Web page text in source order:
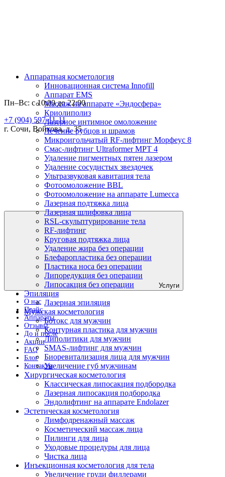
Пн–Вс: с 10:00 до 22:00
+7 (904) 597-11-11
г. Сочи, Войкова, д. 35
Услуги
О нас
Прайс
Аппараты
Отзывы
До и после
Акции
FAQ
Блог
Контакты
Аппаратная косметология
Инновационная система Innofill
Аппарат EMS
Массаж на аппарате «Эндосфера»
Криолиполиз
Лазерное интимное омоложение
Лечение рубцов и шрамов
Микроигольчатый RF-лифтинг Морфеус 8
Смас-лифтинг Ultraformer MPT 4
Удаление пигментных пятен лазером
Удаление сосудистых звездочек
Ультразвуковая кавитация тела
Фотоомоложение BBL
Фотоомоложение на аппарате Lumecca
Лазерная подтяжка лица
Лазерная шлифовка лица
RSL-скульптурирование тела
RF-лифтинг
Круговая подтяжка лица
Удаление жира без операции
Блефаропластика без операции
Пластика носа без операции
Липоредукция без операции
Липосакция без операции
Эпиляция
Лазерная эпиляция
Мужская косметология
Ботокс для мужчин
Контурная пластика для мужчин
Липолитики для мужчин
SMAS-лифтинг для мужчин
Биоревитализация лица для мужчин
Увеличение губ мужчинам
Хирургическая косметология
Классическая липосакция подбородка
Лазерная липосакция подбородка
Эндолифтинг на аппарате Endolazer
Эстетическая косметология
Лимфодренажный массаж
Косметический массаж лица
Пилинги для лица
Уходовые процедуры для лица
Чистка лица
Инъекционная косметология для тела
Увеличение груди филлерами